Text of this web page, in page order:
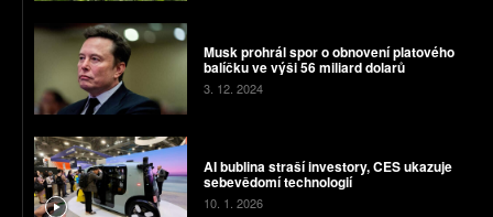
Musk prohrál spor o obnovení platového
balíčku ve výši 56 miliard dolarů
3. 12. 2024
AI bublina straší investory, CES ukazuje
sebevědomí technologií
10. 1. 2026